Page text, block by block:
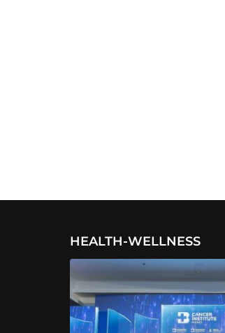
HEALTH-WELLNESS